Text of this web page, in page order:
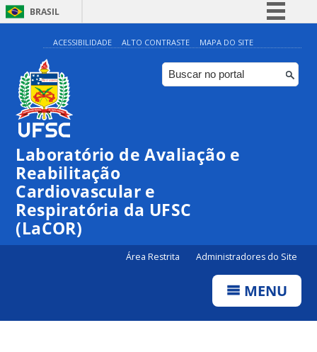
BRASIL
Simplifique!
Comunica BR
Participe
Canais
ACESSIBILIDADE ALTO CONTRASTE MAPA DO SITE
Laboratório de Avaliação e
Reabilitação
Cardiovascular e
Respiratória da UFSC
(LaCOR)
Área Restrita Administradores do Site
MENU